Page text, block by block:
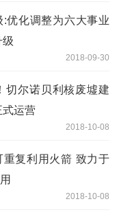
:优化调整为六大事业
级
2018-09-30
切尔诺贝利核废墟建
式运营
2018-10-08
复利用火箭 致力于
2018-10-08